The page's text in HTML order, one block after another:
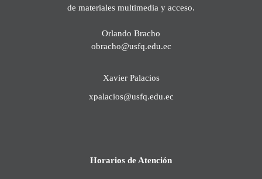
de materiales multimedia y acceso.
Orlando Bracho
obracho@usfq.edu.ec
Xavier Palacios
xpalacios@usfq.edu.ec
Horarios de Atención